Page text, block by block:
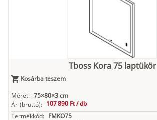
Tboss Kora 75 laptükör
Kosárba teszem
Méret: 75×80×3 cm
Ár (bruttó): 107 890 Ft /db
Termékkód: FMKO75